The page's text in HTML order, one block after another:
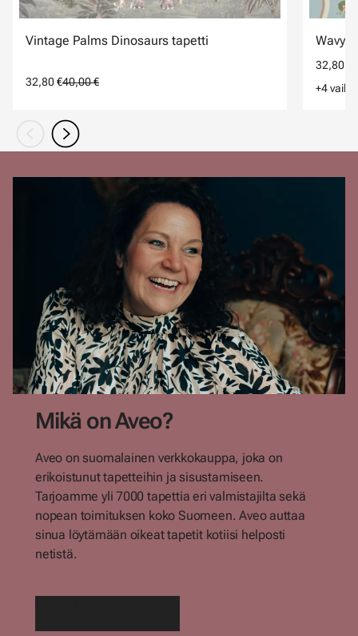
Vintage Palms Dinosaurs tapetti
32,80 €40,00 €
Wavy
32,80 €
+4
Mikä on Aveo?
Aveo on suomalainen verkkokauppa, joka on
erikoistunut tapetteihin ja sisustamiseen.
Tarjoamme yli 7000 tapettia eri valmistajilta sekä
nopean toimituksen koko Suomeen. Aveo auttaa
sinua löytämään oikeat tapetit kotiisi helposti
netistä.